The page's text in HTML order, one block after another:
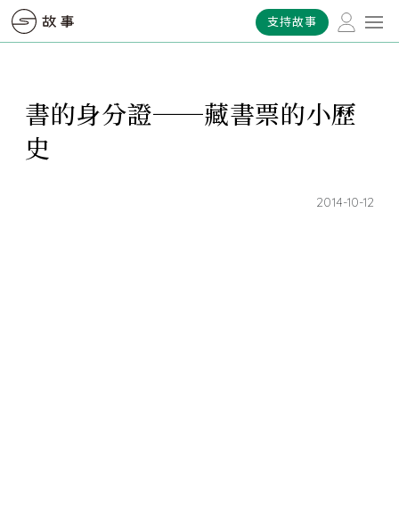
支持故事
書的身分證──藏書票的小歷
史
2014-10-12